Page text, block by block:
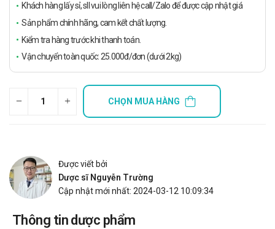
Khách hàng lấy sỉ, sll vui lòng liên hệ call/Zalo để được cập nhật giá
Sản phẩm chính hãng, cam kết chất lượng.
Kiểm tra hàng trước khi thanh toán.
Vận chuyển toàn quốc: 25.000đ/đơn (dưới 2kg)
CHỌN MUA HÀNG
Được viết bởi
Dược sĩ Nguyễn Trường
Cập nhật mới nhất: 2024-03-12 10:09:34
Thông tin dược phẩm